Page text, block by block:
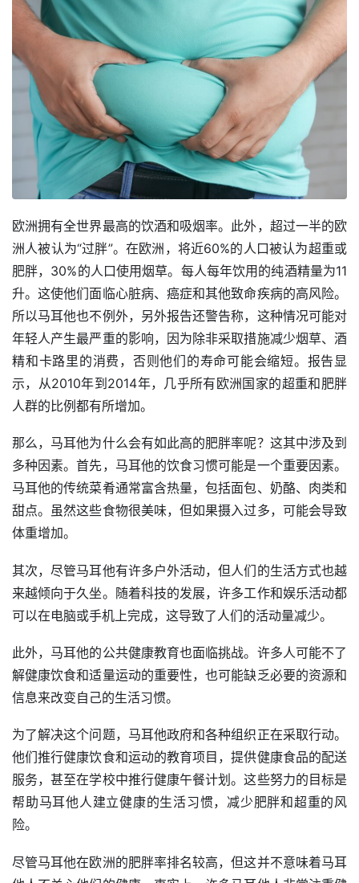
欧洲拥有全世界最高的饮酒和吸烟率。此外，超过一半的欧
洲人被认为“过胖”。在欧洲，将近60%的人口被认为超重或
肥胖，30%的人口使用烟草。每人每年饮用的纯酒精量为11
升。这使他们面临心脏病、癌症和其他致命疾病的高风险。
所以马耳他也不例外，另外报告还警告称，这种情况可能对
年轻人产生最严重的影响，因为除非采取措施减少烟草、酒
精和卡路里的消费，否则他们的寿命可能会缩短。报告显
示，从2010年到2014年，几乎所有欧洲国家的超重和肥胖
人群的比例都有所增加。
那么，马耳他为什么会有如此高的肥胖率呢？这其中涉及到
多种因素。首先，马耳他的饮食习惯可能是一个重要因素。
马耳他的传统菜肴通常富含热量，包括面包、奶酪、肉类和
甜点。虽然这些食物很美味，但如果摄入过多，可能会导致
体重增加。
其次，尽管马耳他有许多户外活动，但人们的生活方式也越
来越倾向于久坐。随着科技的发展，许多工作和娱乐活动都
可以在电脑或手机上完成，这导致了人们的活动量减少。
此外，马耳他的公共健康教育也面临挑战。许多人可能不了
解健康饮食和适量运动的重要性，也可能缺乏必要的资源和
信息来改变自己的生活习惯。
为了解决这个问题，马耳他政府和各种组织正在采取行动。
他们推行健康饮食和运动的教育项目，提供健康食品的配送
服务，甚至在学校中推行健康午餐计划。这些努力的目标是
帮助马耳他人建立健康的生活习惯，减少肥胖和超重的风
险。
尽管马耳他在欧洲的肥胖率排名较高，但这并不意味着马耳